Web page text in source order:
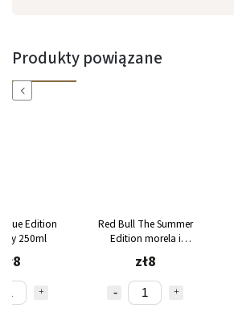
Produkty powiązane
Previous
Blue Edition
250ml
zł8
Red Bull The Summer
Edition morela i
truskawka 250ml
zł8